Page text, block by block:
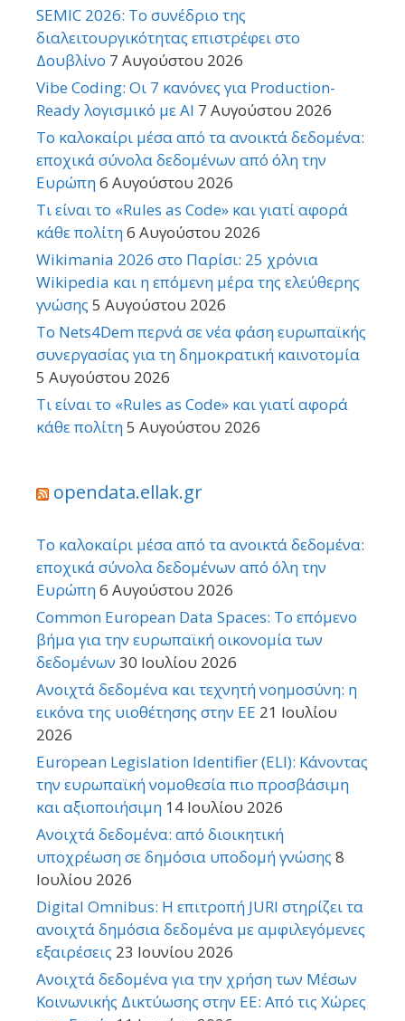
SEMIC 2026: Το συνέδριο της
διαλειτουργικότητας επιστρέφει στο
Δουβλίνο 7 Αυγούστου 2026
Vibe Coding: Οι 7 κανόνες για Production-
Ready λογισμικό με AI 7 Αυγούστου 2026
Το καλοκαίρι μέσα από τα ανοικτά δεδομένα:
εποχικά σύνολα δεδομένων από όλη την
Ευρώπη6 Αυγούστου 2026
Τι είναι το «Rules as Code» και γιατί αφορά
κάθε πολίτη6 Αυγούστου 2026
Wikimania 2026 στο Παρίσι: 25 χρόνια
Wikipedia και η επόμενη μέρα της ελεύθερης
γνώσης 5 Αυγούστου 2026
Το Nets4Dem περνά σε νέα φάση ευρωπαϊκής
συνεργασίας για τη δημοκρατική καινοτομία
5 Αυγούστου 2026
Τι είναι το «Rules as Code» και γιατί αφορά
κάθε πολίτη5 Αυγούστου 2026
opendata.ellak.gr
Το καλοκαίρι μέσα από τα ανοικτά δεδομένα:
εποχικά σύνολα δεδομένων από όλη την
Ευρώπη6 Αυγούστου 2026
Common European Data Spaces: Το επόμενο
βήμα για την ευρωπαϊκή οικονομία των
δεδομένων 30 Ιουλίου 2026
Ανοιχτά δεδομένα και τεχνητή νοημοσύνη: η
εικόνα της υιοθέτησης στην ΕΕ 21 Ιουλίου
2026
European Legislation Identifier (ELI): Κάνοντας
την ευρωπαϊκή νομοθεσία πιο προσβάσιμη
και αξιοποιήσιμη 14 Ιουλίου 2026
Ανοιχτά δεδομένα: από διοικητική
υποχρέωση σε δημόσια υποδομή γνώσης 8
Ιουλίου 2026
Digital Omnibus: Η επιτροπή JURI στηρίζει τα
ανοιχτά δημόσια δεδομένα με αμφιλεγόμενες
εξαιρέσεις 23 Ιουνίου 2026
Ανοιχτά δεδομένα για την χρήση των Μέσων
Κοινωνικής Δικτύωσης στην ΕΕ: Από τις Χώρες